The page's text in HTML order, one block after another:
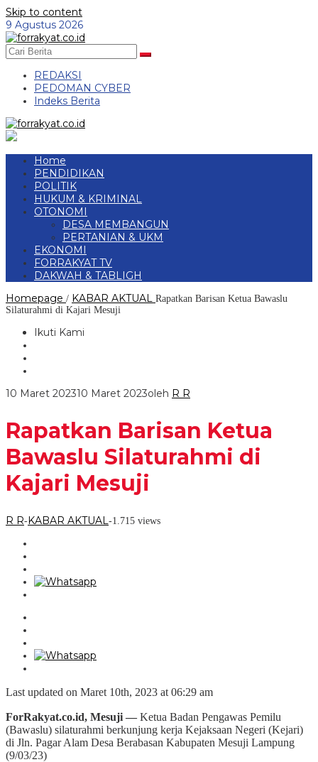
Skip to content
9 Agustus 2026
REDAKSI
PEDOMAN CYBER
Indeks Berita
Home
PENDIDIKAN
POLITIK
HUKUM & KRIMINAL
OTONOMI
DESA MEMBANGUN
PERTANIAN & UKM
EKONOMI
FORRAKYAT TV
DAKWAH & TABLIGH
Homepage / KABAR AKTUAL Rapatkan Barisan Ketua Bawaslu
Silaturahmi di Kajari Mesuji
Ikuti Kami
10 Maret 202310 Maret 2023oleh R R
Rapatkan Barisan Ketua
Bawaslu Silaturahmi di
Kajari Mesuji
R R-KABAR AKTUAL-1.715 views
Last updated on Maret 10th, 2023 at 06:29 am
ForRakyat.co.id, Mesuji — Ketua Badan Pengawas Pemilu
(Bawaslu) silaturahmi berkunjung kerja Kejaksaan Negeri (Kejari)
di Jln. Pagar Alam Desa Berabasan Kabupaten Mesuji Lampung
(9/03/23)